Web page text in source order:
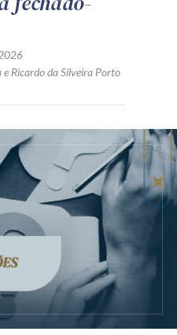
e Ricardo da Silveira Porto